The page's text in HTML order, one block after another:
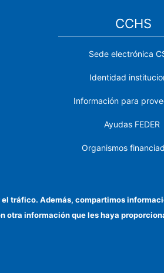
CCHS
Sede electrónica
Identidad
Información para
Ayudas FEDER
Organismos
Cómo llegar
tráfico. Además, compartimos
otra información que les haya